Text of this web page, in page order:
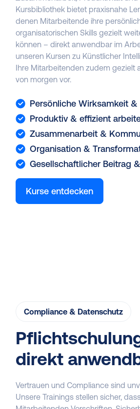
Kursbibliothek bietet praxisnahe
denen Mitarbeitende ihre
organisatorischen Skills gezielt
können – direkt anwendbar im
unseren Kursen zu Künstlicher
Ihre Mitarbeitenden zudem gezielt
von morgen vor.
Persönliche Wirksamkeit
Produktiv & effizient
Zusammenarbeit &
Organisation &
Gesellschaftlicher Beitrag
Kurse entdecken
Compliance & Datenschutz
direkt
Vertrauen und Compliance sind
Unsere Trainings stellen sicher,